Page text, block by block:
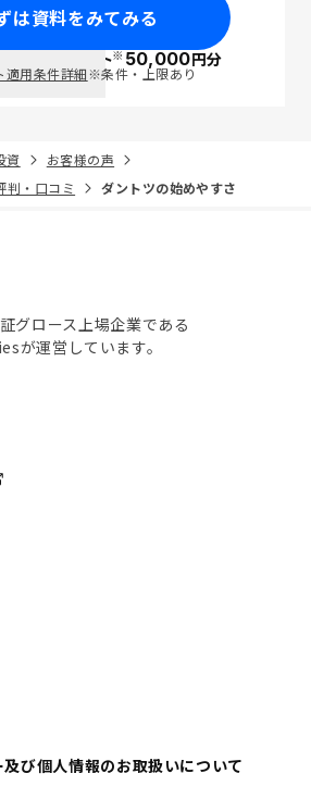
は資料をみてみる
ポイント※50,000円分
適用条件詳細※条件・上限あり
資
お客様の声
判・口コミ
ダントツの始めやすさ
グロース上場企業である
が運営しています。
び個人情報のお取扱いについて